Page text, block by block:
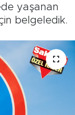
yaşanan
belgeledik.